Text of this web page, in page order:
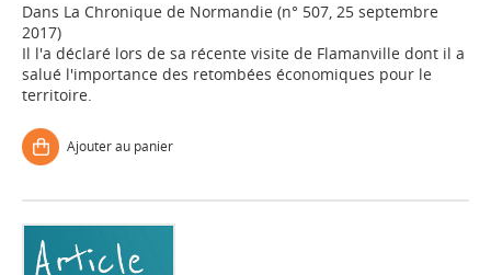
Dans La Chronique de Normandie (n° 507, 25 septembre
2017)
Il l'a déclaré lors de sa récente visite de Flamanville dont il a
salué l'importance des retombées économiques pour le
territoire.
Ajouter au panier